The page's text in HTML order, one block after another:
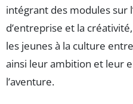
intégrant des modules sur
d’entreprise et la
les jeunes à la culture
ainsi leur ambition et leur
l’aventure.